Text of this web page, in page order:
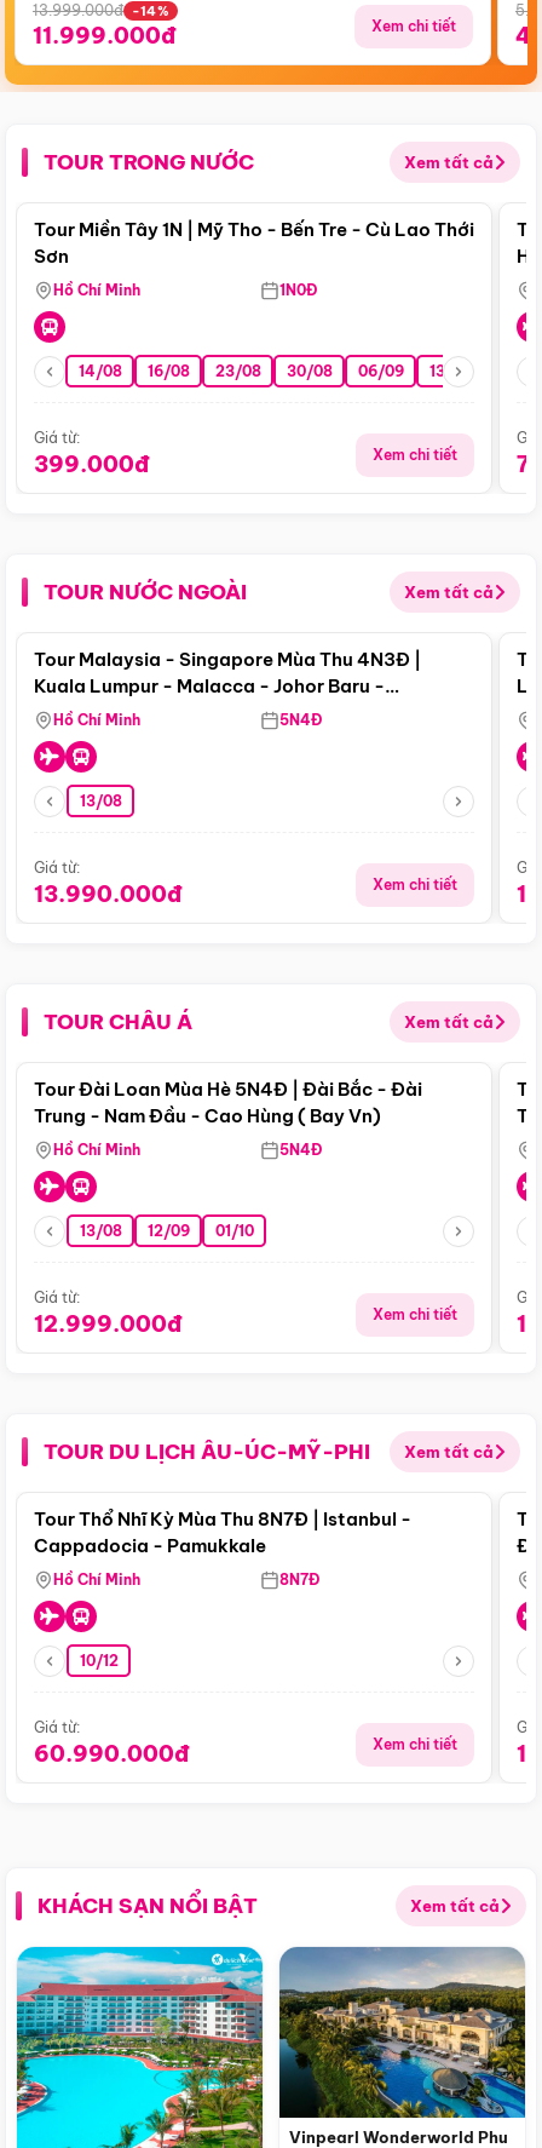
13.999.000đ -14%
11.999.000đ Xem chi tiết
TOUR TRONG NƯỚC Xem tất cả
Điểm nổi bật
Tour Miền Tây 1N | Mỹ Tho - Bến Tre - Cù Lao Thới
Sơn
Hồ Chí Minh 1N0Đ
14/08 16/08 23/08 30/08 06/09 13/09 20/09
Giá từ:
399.000đ Xem chi tiết
TOUR NƯỚC NGOÀI Xem tất cả
Điểm nổi bật
Tour Malaysia - Singapore Mùa Thu 4N3Đ |
Kuala Lumpur - Malacca - Johor Baru -
Singapore
Hồ Chí Minh 5N4Đ
13/08
Giá từ:
13.990.000đ Xem chi tiết
TOUR CHÂU Á Xem tất cả
Điểm nổi bật
Tour Đài Loan Mùa Hè 5N4Đ | Đài Bắc - Đài
Trung - Nam Đầu - Cao Hùng ( Bay Vn)
Hồ Chí Minh 5N4Đ
13/08 12/09 01/10
Giá từ:
12.999.000đ Xem chi tiết
TOUR DU LỊCH ÂU-ÚC-MỸ-PHI Xem tất cả
Điểm nổi bật
Tour Thổ Nhĩ Kỳ Mùa Thu 8N7Đ | Istanbul -
Cappadocia - Pamukkale
Hồ Chí Minh 8N7Đ
10/12
Giá từ:
60.990.000đ Xem chi tiết
KHÁCH SẠN NỔI BẬT Xem tất cả
Vinpearl Wonderworld Phu